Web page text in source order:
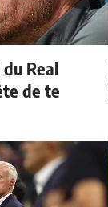
Real
de te